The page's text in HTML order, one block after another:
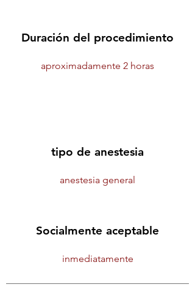
Duración del procedimiento
aproximadamente 2 horas
tipo de anestesia
anestesia general
Socialmente aceptable
inmediatamente